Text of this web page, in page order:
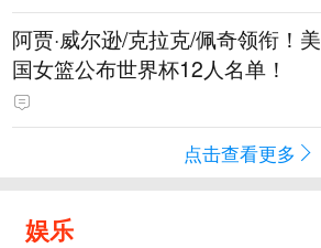
阿贾·威尔逊/克拉克/佩奇领衔！美
国女篮公布世界杯12人名单！
点击查看更多
娱乐